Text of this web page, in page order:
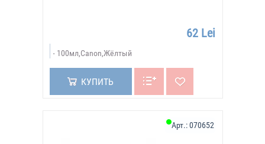
62 Lei
100мл,Canon,Жёлтый
КУПИТЬ
Арт.:070652